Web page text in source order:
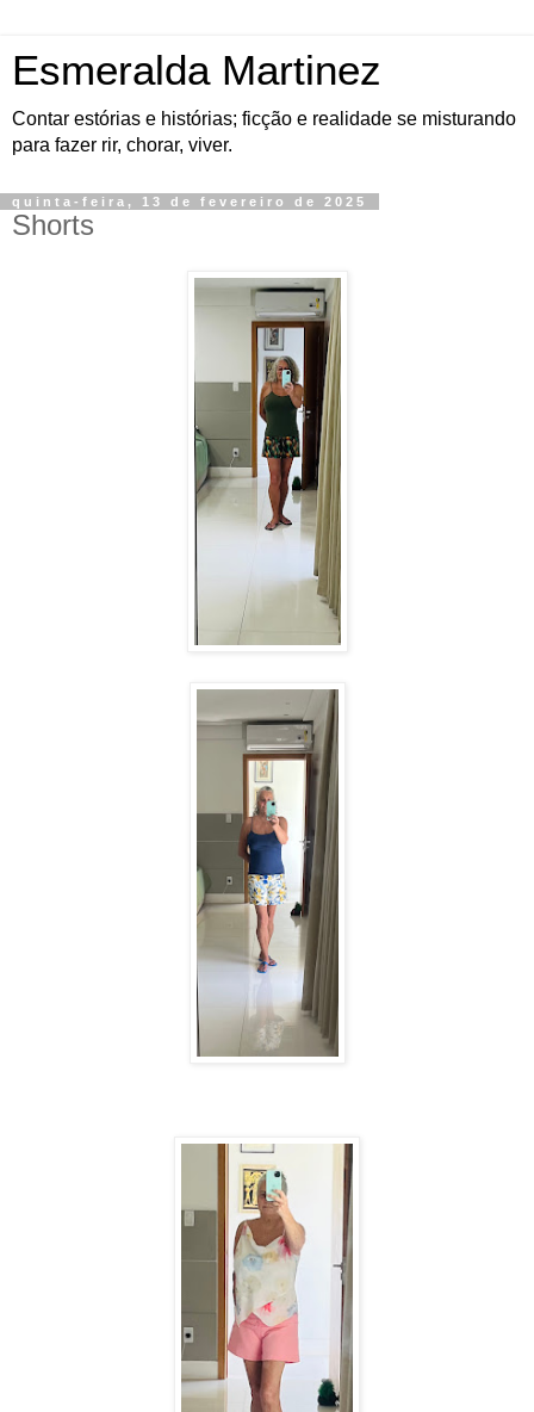
Esmeralda Martinez
Contar estórias e histórias; ficção e realidade se misturando
para fazer rir, chorar, viver.
quinta-feira, 13 de fevereiro de 2025
Shorts